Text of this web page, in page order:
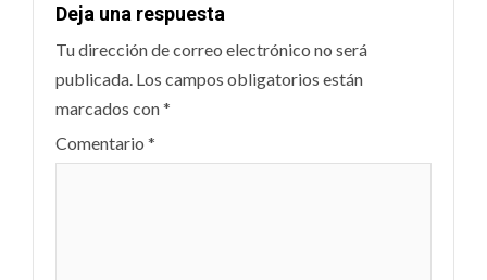
Deja una respuesta
Tu dirección de correo electrónico no será
publicada. Los campos obligatorios están
marcados con*
Comentario *